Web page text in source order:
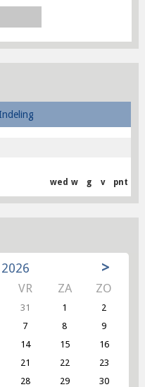
wed w g v pnt
>
VR ZA ZO
31 1
2
7 8
9
14 15
16
21 22
23
28 29
30